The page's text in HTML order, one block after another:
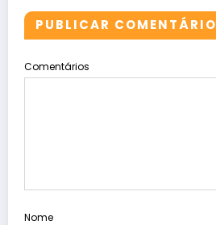
PUBLICAR COMENTÁRIO
Comentários
Nome